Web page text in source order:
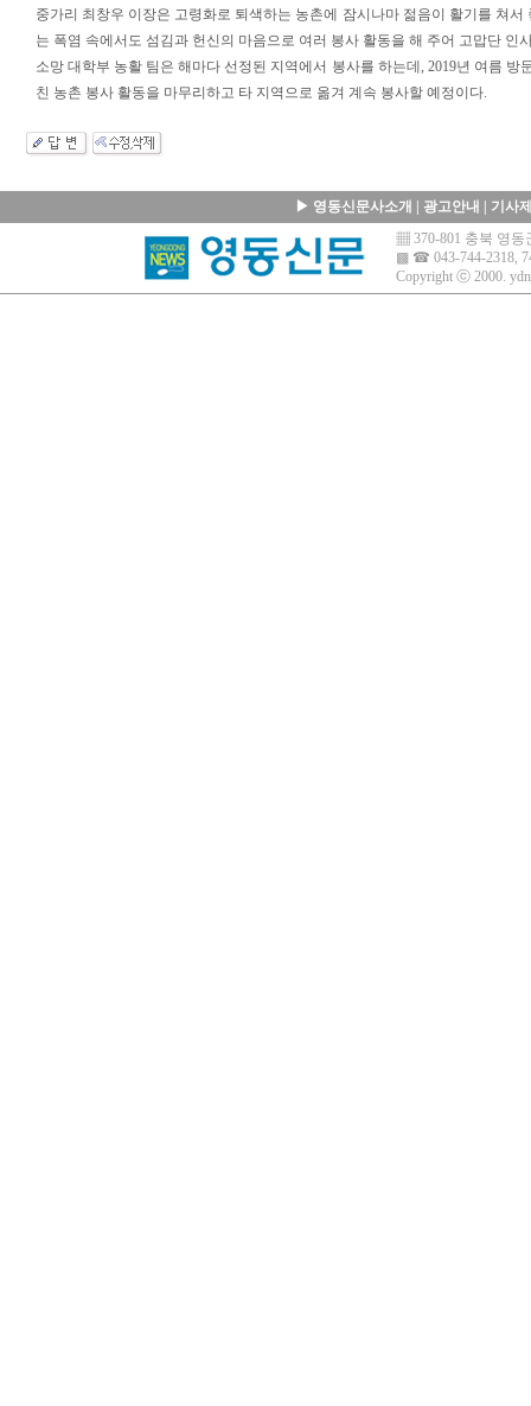
중가리 최창우 이장은 고령화로 퇴색하는 농촌에 잠시나마 젊음이 활기를 쳐서
는 폭염 속에서도 섬김과 헌신의 마음으로 여러 봉사 활동을 해 주어 고맙단 인
소망 대학부 농활 팀은 해마다 선정된 지역에서 봉사를 하는데, 2019년 여름 방
친 농촌 봉사 활동을 마무리하고 타 지역으로 옮겨 계속 봉사할 예정이다.
▶ 영동신문사소개 광고안내
기사
▦ 370-801 충북 영
▩ ☎ 043-744-2318,
Copyright ⓒ 2000.